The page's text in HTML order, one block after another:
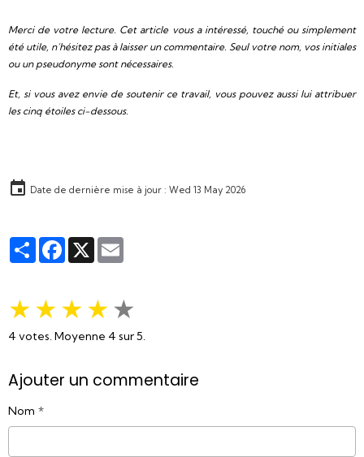
Merci de votre lecture. Cet article vous a intéressé, touché ou simplement
été utile, n’hésitez pas à laisser un commentaire. Seul votre nom, vos initiales
ou un pseudonyme sont nécessaires.
Et, si vous avez envie de soutenir ce travail, vous pouvez aussi lui attribuer
les cinq étoiles ci-dessous.
Date de dernière mise à jour : Wed 13 May 2026
PartagerFacebook
X
★★★★★
4 votes. Moyenne 4 sur 5.
Ajouter un commentaire
Nom